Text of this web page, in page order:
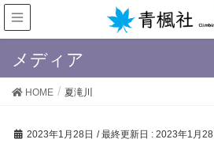
メディア
HOME 夏滝川
2023年1月28日 / 最終更新日 : 2023年1月28